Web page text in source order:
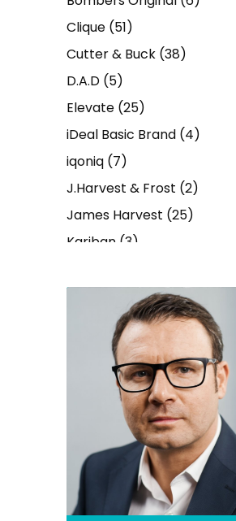
Clique (51)
Cutter & Buck (38)
D.A.D (5)
Elevate (25)
iDeal Basic Brand (4)
iqoniq (7)
J.Harvest & Frost (2)
James Harvest (25)
Kariban (3)
Printer PRIME(4)
Printer RED(7)
(1)
(1)
(17)
Tenson
(20)